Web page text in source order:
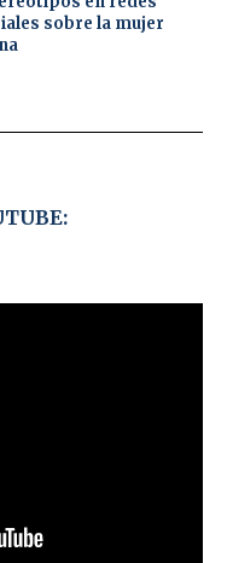
sobre la mujer